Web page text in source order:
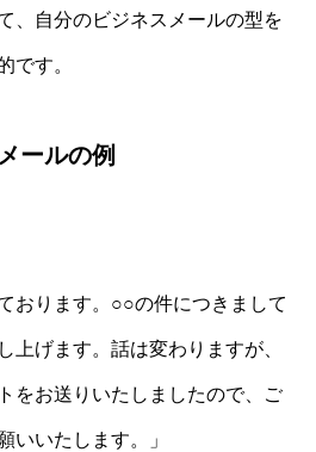
、自分のビジネスメールの型を
です。
ールの例
おります。○○の件につきまして
上げます。話は変わりますが、
をお送りいたしましたので、ご
いいたします。」